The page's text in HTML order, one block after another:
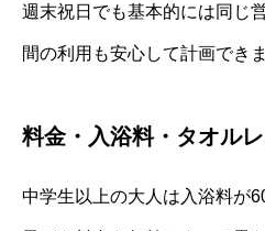
週末祝日でも基本的には同じ
間の利用も安心して計画できま
料金・入浴料・タオル
中学生以上の大人は入浴料が